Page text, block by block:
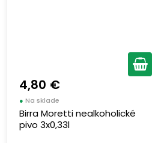
4,80 €
● Na sklade
Birra Moretti nealkoholické
pivo 3x0,33l